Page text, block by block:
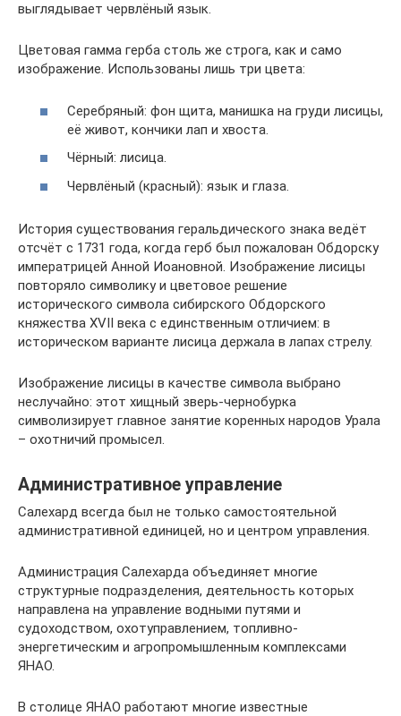
выглядывает червлёный язык.
Цветовая гамма герба столь же строга, как и само
изображение. Использованы лишь три цвета:
Серебряный: фон щита, манишка на груди лисицы,
её живот, кончики лап и хвоста.
Чёрный: лисица.
Червлёный (красный): язык и глаза.
История существования геральдического знака ведёт
отсчёт с 1731 года, когда герб был пожалован Обдорску
императрицей Анной Иоановной. Изображение лисицы
повторяло символику и цветовое решение
исторического символа сибирского Обдорского
княжества XVII века с единственным отличием: в
историческом варианте лисица держала в лапах стрелу.
Изображение лисицы в качестве символа выбрано
неслучайно: этот хищный зверь-чернобурка
символизирует главное занятие коренных народов Урала
– охотничий промысел.
Административное управление
Салехард всегда был не только самостоятельной
административной единицей, но и центром управления.
Администрация Салехарда объединяет многие
структурные подразделения, деятельность которых
направлена на управление водными путями и
судоходством, охотуправлением, топливно-
энергетическим и агропромышленным комплексами
ЯНАО.
В столице ЯНАО работают многие известные